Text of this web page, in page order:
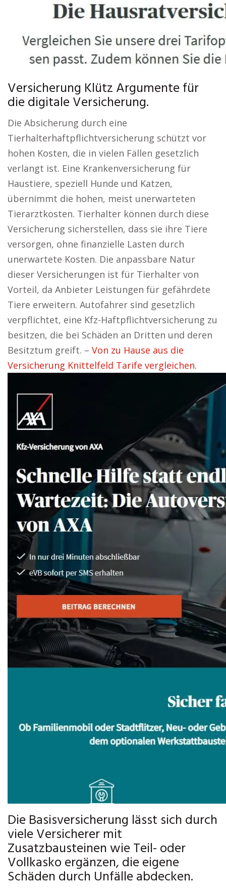
Versicherung Klütz Argumente für
die digitale Versicherung.
Die Absicherung durch eine
Tierhalterhaftpflichtversicherung schützt vor
hohen Kosten, die in vielen Fällen gesetzlich
verlangt ist. Eine Krankenversicherung für
Haustiere, speziell Hunde und Katzen,
übernimmt die hohen, meist unerwarteten
Tierarztkosten. Tierhalter können durch diese
Versicherung sicherstellen, dass sie ihre Tiere
versorgen, ohne finanzielle Lasten durch
unerwartete Kosten. Die anpassbare Natur
dieser Versicherungen ist für Tierhalter von
Vorteil, da Anbieter Leistungen für gefährdete
Tiere erweitern. Autofahrer sind gesetzlich
verpflichtet, eine Kfz-Haftpflichtversicherung zu
besitzen, die bei Schäden an Dritten und deren
Besitztum greift. – Von zu Hause aus die
Versicherung Knittelfeld Tarife vergleichen.
Die Basisversicherung lässt sich durch
viele Versicherer mit
Zusatzbausteinen wie Teil- oder
Vollkasko ergänzen, die eigene
Schäden durch Unfälle abdecken.